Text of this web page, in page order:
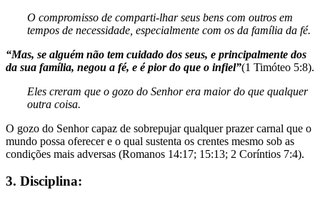
O compromisso de comparti-lhar seus bens com outros em
tempos de necessidade, especialmente com os da família da fé.
“Mas, se alguém não tem cuidado dos seus, e principalmente dos
da sua família, negou a fé, e é pior do que o infiel”(1 Timóteo 5:8).
Eles creram que o gozo do Senhor era maior do que qualquer
outra coisa.
O gozo do Senhor capaz de sobrepujar qualquer prazer carnal que o
mundo possa oferecer e o qual sustenta os crentes mesmo sob as
condições mais adversas (Romanos 14:17; 15:13; 2 Coríntios 7:4).
3. Disciplina: